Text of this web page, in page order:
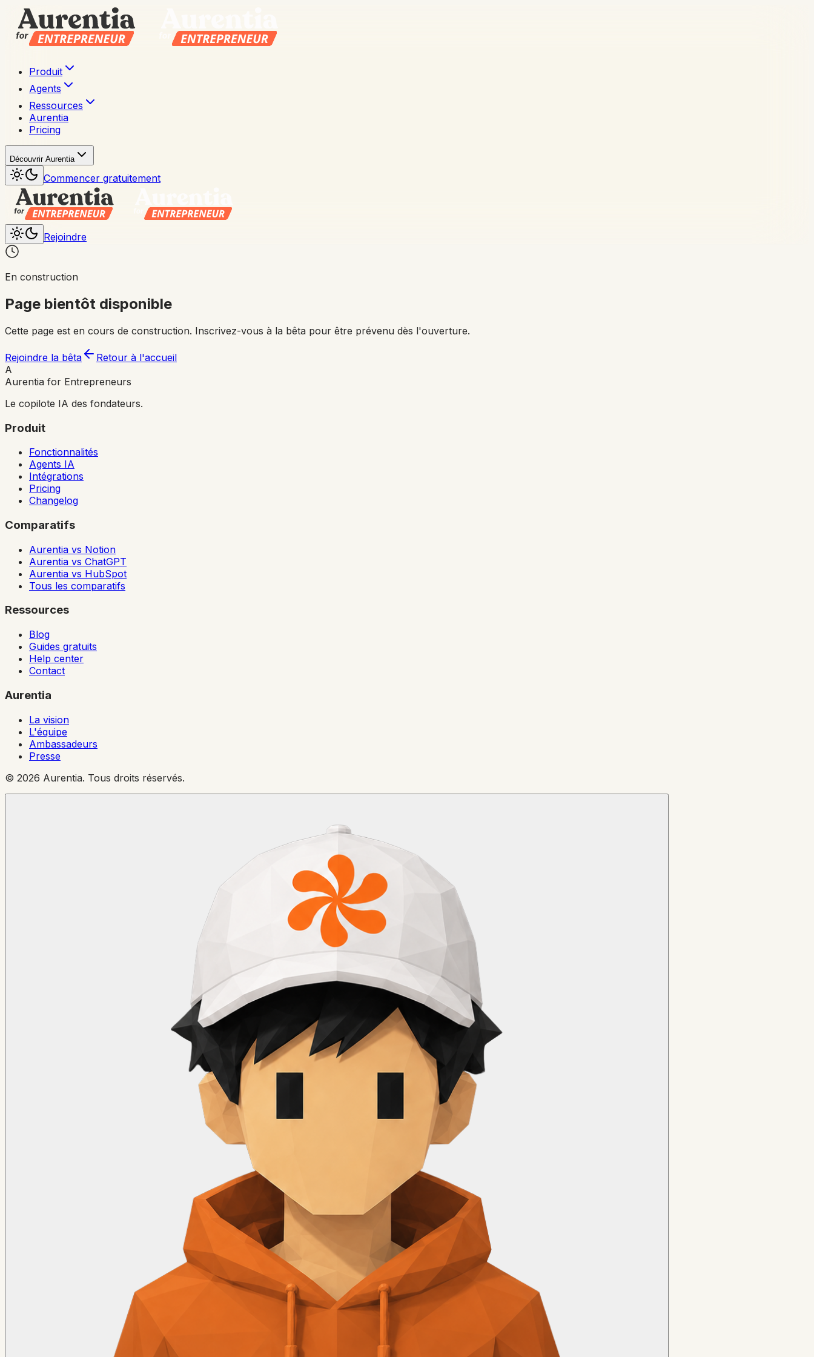
Produit
Agents
Ressources
Aurentia
Pricing
Découvrir Aurentia
Commencer gratuitement
Rejoindre
En construction
Page bientôt disponible
Cette page est en cours de construction. Inscrivez-vous à la bêta pour être prévenu dès l'ouverture.
Rejoindre la bêta
Retour à l'accueil
A
Aurentia for Entrepreneurs
Le copilote IA des fondateurs.
Produit
Fonctionnalités
Agents IA
Intégrations
Pricing
Changelog
Comparatifs
Aurentia vs Notion
Aurentia vs ChatGPT
Aurentia vs HubSpot
Tous les comparatifs
Ressources
Blog
Guides gratuits
Help center
Contact
Aurentia
La vision
L'équipe
Ambassadeurs
Presse
© 2026 Aurentia. Tous droits réservés.